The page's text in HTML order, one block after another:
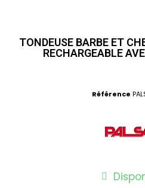
TONDEUSE BARBE ET
RECHARGEABLE
Référence